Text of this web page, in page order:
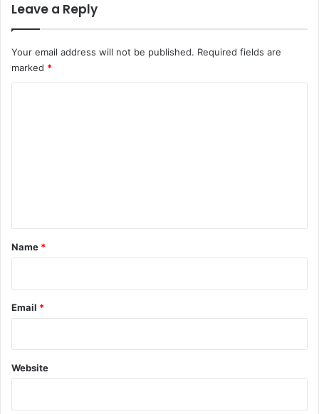
Leave a Reply
Your email address will not be published. Required fields are
marked *
*
Name *
Email *
Website